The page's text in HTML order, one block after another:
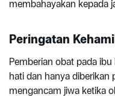
membahayakan kepada
Peringatan
Pemberian obat pada
hati dan hanya diberikan
mengancam jiwa ketika